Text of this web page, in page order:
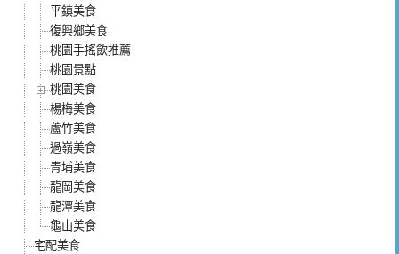
平鎮美食
復興鄉美食
桃園手搖飲推薦
桃園景點
桃園美食
楊梅美食
蘆竹美食
過嶺美食
青埔美食
龍岡美食
龍潭美食
龜山美食
宅配美食